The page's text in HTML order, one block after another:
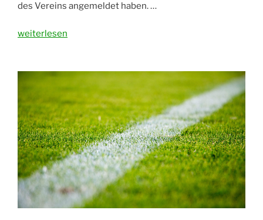
des Vereins angemeldet haben. …
„Wir
1000.
Mitglied
im
VfB“
weiterlesen